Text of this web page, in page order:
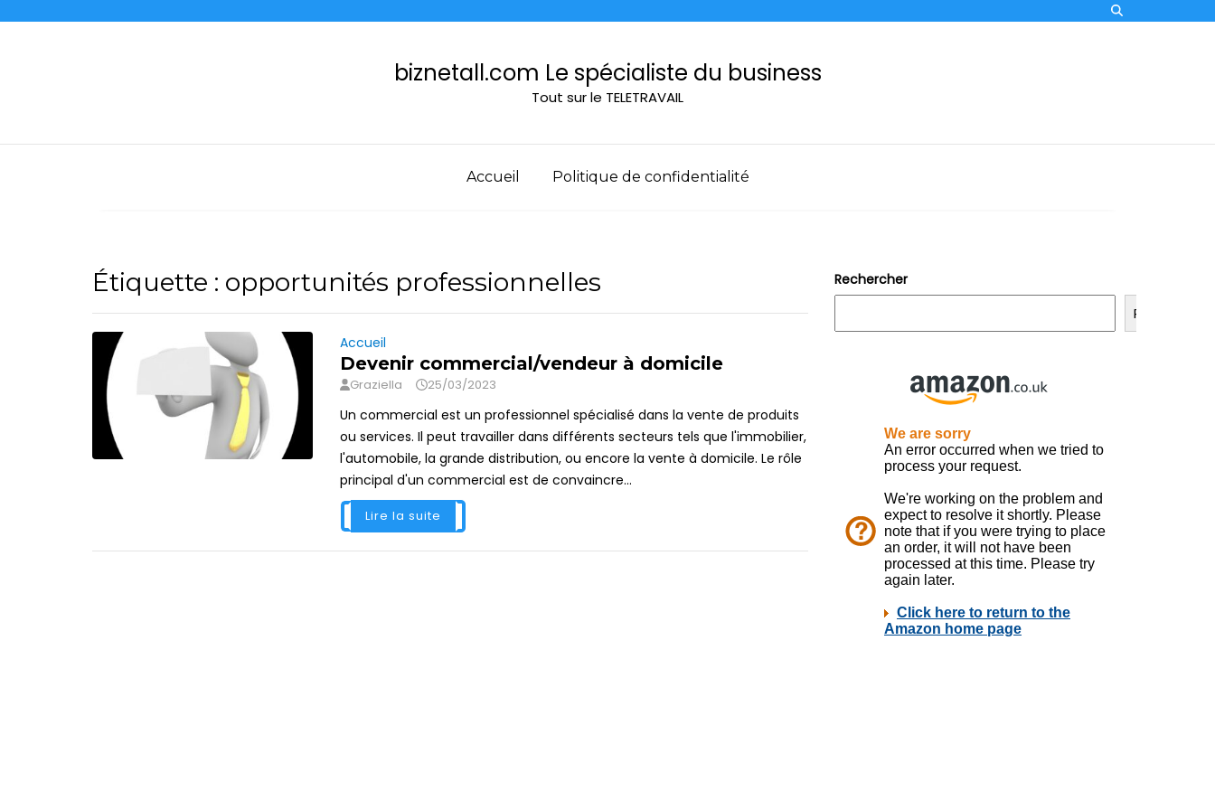
biznetall.com Le spécialiste du business
Tout sur le TELETRAVAIL
Accueil Politique de confidentialité
Étiquette : opportunités professionnelles
Accueil
Devenir commercial/vendeur à domicile
Graziella 25/03/2023
Un commercial est un professionnel spécialisé dans la vente de produits
ou services. Il peut travailler dans différents secteurs tels que l'immobilier,
l'automobile, la grande distribution, ou encore la vente à domicile. Le rôle
principal d'un commercial est de convaincre...
Lire la suite
Rechercher
Rechercher